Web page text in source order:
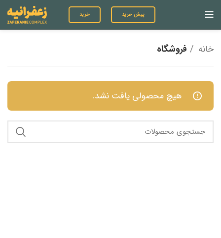
پیش خرید خرید
خانه فروشگاه
هیچ محصولی یافت نشد.